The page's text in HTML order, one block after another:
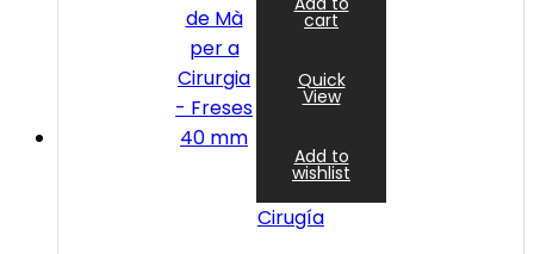
cart
Quick
View
Add to
wishlist
Cirugía